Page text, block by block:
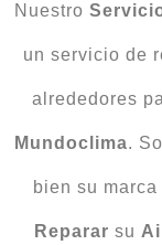
Nuestro
un servicio de
alrededores
Mundoclima.
bien su marca
Reparar su